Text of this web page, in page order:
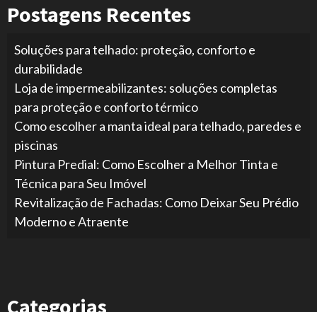
Postagens Recentes
Soluções para telhado: proteção, conforto e
durabilidade
Loja de impermeabilizantes: soluções completas
para proteção e conforto térmico
Como escolher a manta ideal para telhado, paredes e
piscinas
Pintura Predial: Como Escolher a Melhor Tinta e
Técnica para Seu Imóvel
Revitalização de Fachadas: Como Deixar Seu Prédio
Moderno e Atraente
Categorias